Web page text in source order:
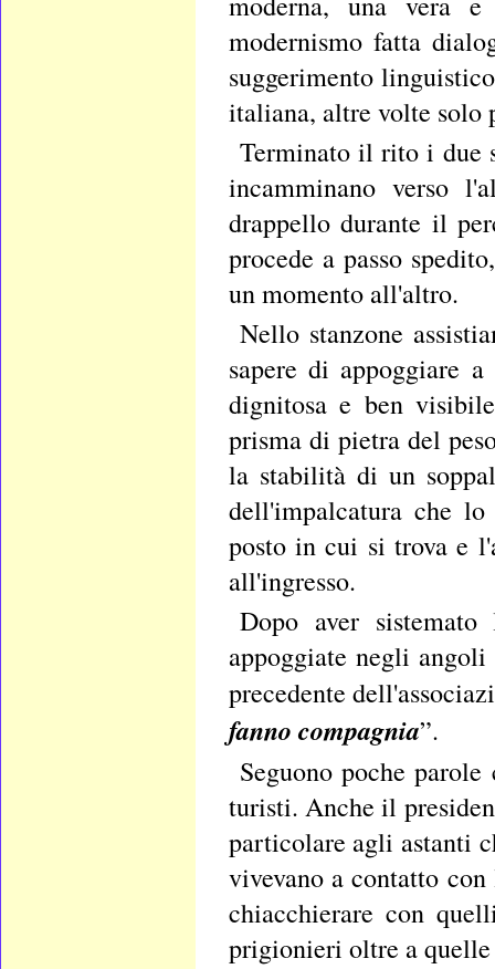
modernismo fatta
suggerimento
italiana, altre volte solo
Terminato il rito i due
incamminano verso
drappello durante il
procede a passo
un momento all'altro.
Nello stanzone
sapere di appoggiare
dignitosa e ben
prisma di pietra del
la stabilità di un
dell'impalcatura che
posto in cui si trova e
all'ingresso.
Dopo aver
appoggiate negli
precedente
fanno compagnia”.
Seguono poche
turisti. Anche il
particolare agli astanti
vivevano a contatto
chiacchierare con
prigionieri oltre a quelle